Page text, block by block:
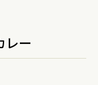
ー